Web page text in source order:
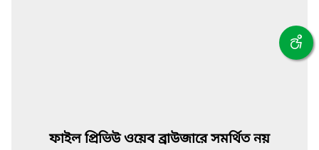
ফাইল প্রিভিউ ওয়েব ব্রাউজারে সমর্থিত নয়